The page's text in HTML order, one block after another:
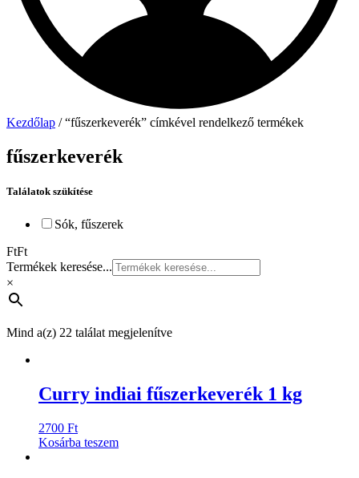
Kezdőlap / “fűszerkeverék” címkével rendelkező termékek
fűszerkeverék
Találatok szükítése
Sók, fűszerek
FtFt
Termékek keresése...
×
Mind a(z) 22 találat megjelenítve
Curry indiai fűszerkeverék 1 kg
2700 Ft
Kosárba teszem